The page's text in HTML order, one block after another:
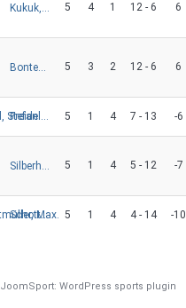
5 4 1 12 - 6 6
5 3 2 12 - 6 6
Freidel, Stefan 5 1 4 7 - 13 -6
5 1 4 5 - 12 -7
Schottmüller, Max. 5 1 4 4 - 14 -10
JoomSport: WordPress sports plugin